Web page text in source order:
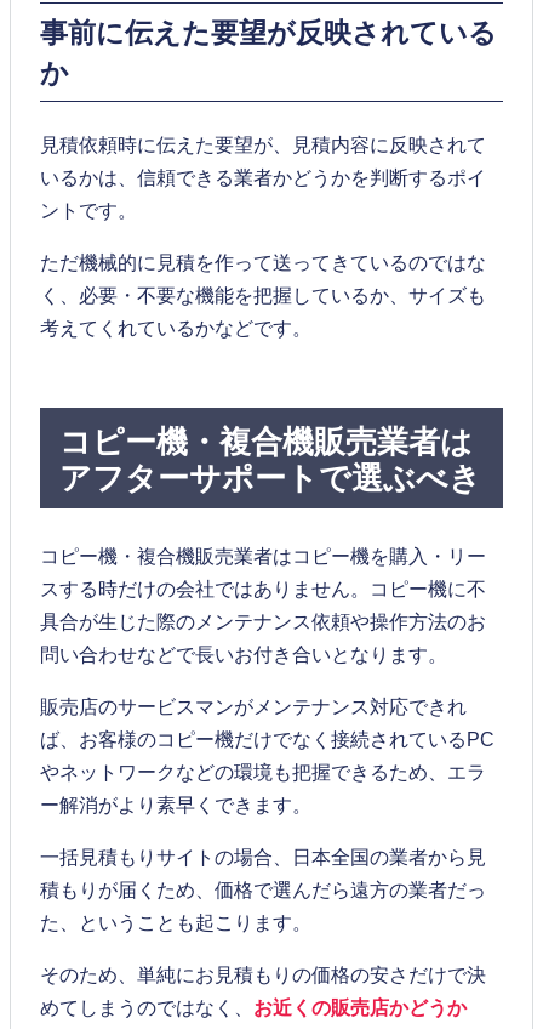
事前に伝えた要望が反映されている
か
見積依頼時に伝えた要望が、見積内容に反映されて
いるかは、信頼できる業者かどうかを判断するポイ
ントです。
ただ機械的に見積を作って送ってきているのではな
く、必要・不要な機能を把握しているか、サイズも
考えてくれているかなどです。
コピー機・複合機販売業者は
アフターサポートで選ぶべき
コピー機・複合機販売業者はコピー機を購入・リー
スする時だけの会社ではありません。コピー機に不
具合が生じた際のメンテナンス依頼や操作方法のお
問い合わせなどで長いお付き合いとなります。
販売店のサービスマンがメンテナンス対応できれ
ば、お客様のコピー機だけでなく接続されているPC
やネットワークなどの環境も把握できるため、エラ
ー解消がより素早くできます。
一括見積もりサイトの場合、日本全国の業者から見
積もりが届くため、価格で選んだら遠方の業者だっ
た、ということも起こります。
そのため、単純にお見積もりの価格の安さだけで決
めてしまうのではなく、 お近くの販売店かどうか